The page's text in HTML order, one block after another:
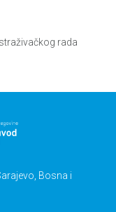
rada
Bosna i